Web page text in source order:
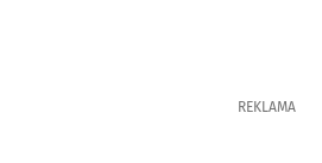
REKLAMA